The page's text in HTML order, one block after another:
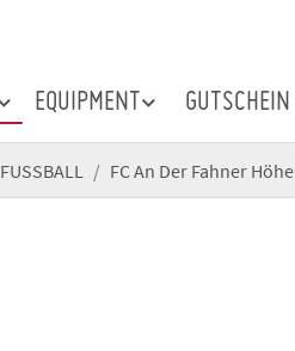
EQUIPMENT GUTSCHEIN
FUSSBALL FC An Der Fahner Höhe